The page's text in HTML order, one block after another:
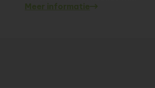
Meer informatie